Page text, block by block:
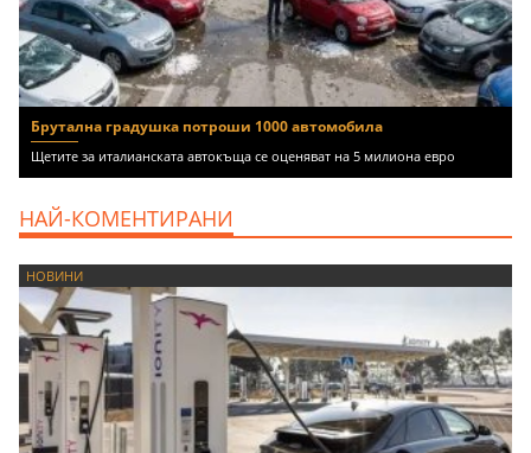
Брутална градушка потроши 1000 автомобила
Щетите за италианската автокъща се оценяват на 5 милиона евро
НАЙ-КОМЕНТИРАНИ
НОВИНИ